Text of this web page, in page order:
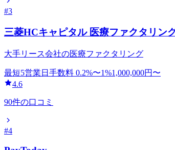
#3
三菱HCキャピタル 医療ファクタリン
大手リース会社の医療ファクタリング
最短5営業日 手数料 0.2%〜1%1,000,000円〜
4.6
90件の口コミ
#4